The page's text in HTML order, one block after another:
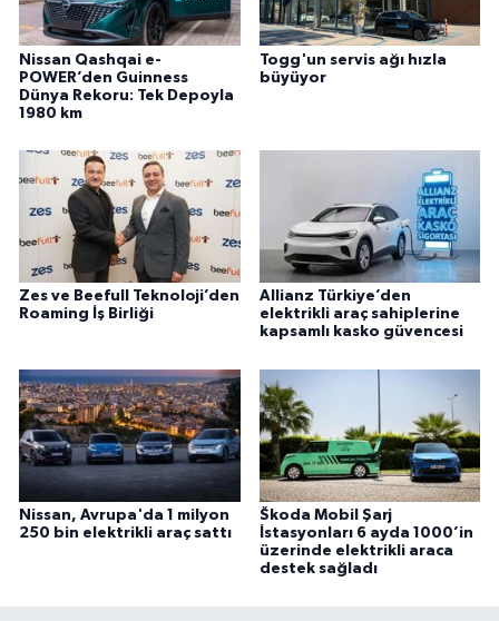
Nissan Qashqai e-
POWER’den Guinness
Dünya Rekoru: Tek Depoyla
1980 km
Togg'un servis ağı hızla
büyüyor
Zes ve Beefull Teknoloji’den
Roaming İş Birliği
Allianz Türkiye’den
elektrikli araç sahiplerine
kapsamlı kasko güvencesi
Nissan, Avrupa'da 1 milyon
250 bin elektrikli araç sattı
Škoda Mobil Şarj
İstasyonları 6 ayda 1000’in
üzerinde elektrikli araca
destek sağladı